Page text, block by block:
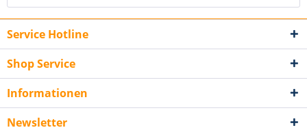
Service Hotline
Shop Service
Informationen
Newsletter